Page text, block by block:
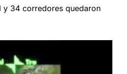
y 34 corredores quedaron